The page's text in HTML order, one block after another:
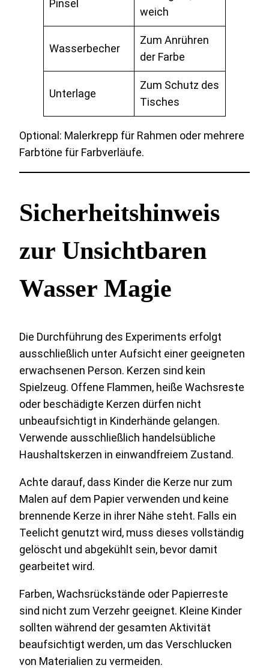
Pinsel
weich
Wasserbecher
Zum Anrühren
der Farbe
Unterlage
Zum Schutz des
Tisches
Optional: Malerkrepp für Rahmen oder mehrere
Farbtöne für Farbverläufe.
Sicherheitshinweis
zur Unsichtbaren
Wasser Magie
Die Durchführung des Experiments erfolgt
ausschließlich unter Aufsicht einer geeigneten
erwachsenen Person. Kerzen sind kein
Spielzeug. Offene Flammen, heiße Wachsreste
oder beschädigte Kerzen dürfen nicht
unbeaufsichtigt in Kinderhände gelangen.
Verwende ausschließlich handelsübliche
Haushaltskerzen in einwandfreiem Zustand.
Achte darauf, dass Kinder die Kerze nur zum
Malen auf dem Papier verwenden und keine
brennende Kerze in ihrer Nähe steht. Falls ein
Teelicht genutzt wird, muss dieses vollständig
gelöscht und abgekühlt sein, bevor damit
gearbeitet wird.
Farben, Wachsrückstände oder Papierreste
sind nicht zum Verzehr geeignet. Kleine Kinder
sollten während der gesamten Aktivität
beaufsichtigt werden, um das Verschlucken
von Materialien zu vermeiden.